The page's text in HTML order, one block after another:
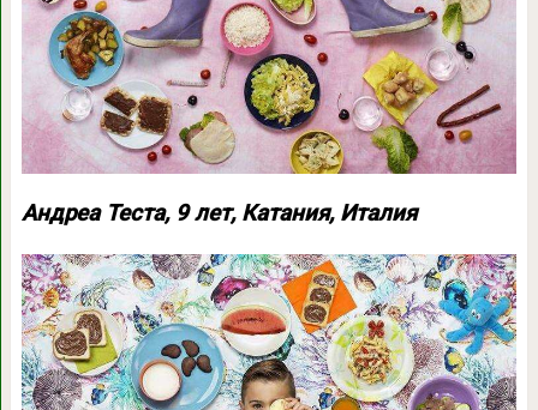
Андреа Теста, 9 лет, Катания, Италия